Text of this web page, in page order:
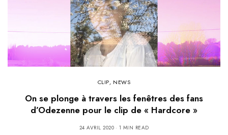
CLIP, NEWS
On se plonge à travers les fenêtres des fans
d’Odezenne pour le clip de « Hardcore »
24 AVRIL 2020 1 MIN READ